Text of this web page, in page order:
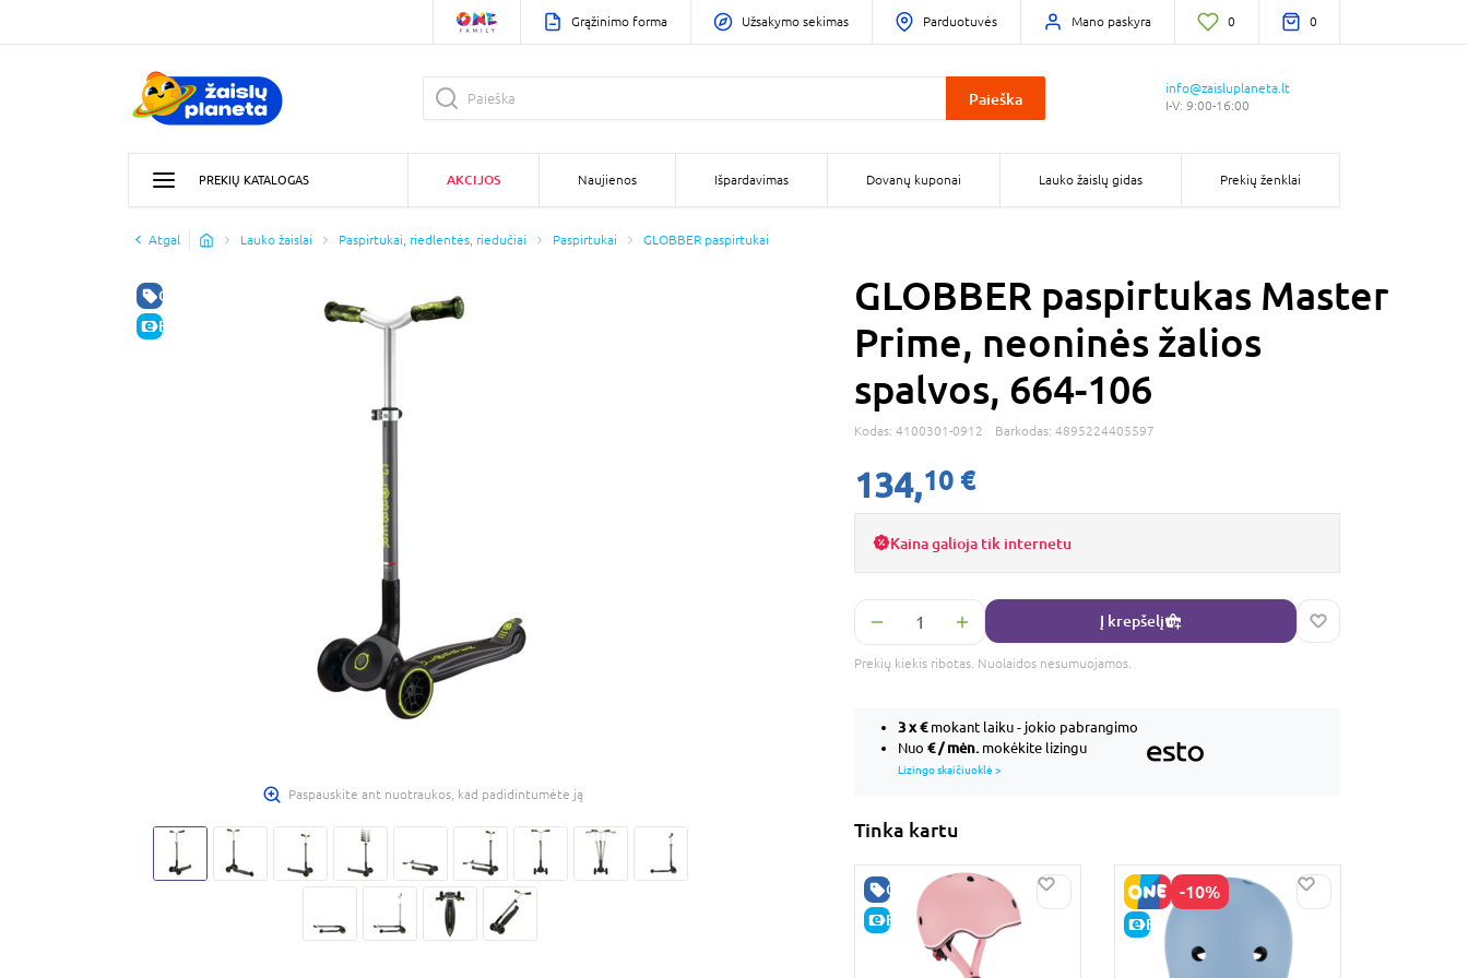
Grąžinimo forma Užsakymo sekimas Parduotuvės Mano paskyra 0 0
Paieška
info@zaisluplaneta.lt
I-V: 9:00-16:00
PREKIŲ KATALOGAS AKCIJOS Naujienos Išpardavimas Dovanų kuponai Lauko žaislų gidas Prekių ženklai
Atgal Lauko žaislai Paspirtukai, riedlentės, riedučiai Paspirtukai GLOBBER paspirtukai
GERA KAINA
E-KAINA
Paspauskite ant nuotraukos, kad padidintumėte ją
GLOBBER paspirtukas Master
Prime, neoninės žalios
spalvos, 664-106
Kodas: 4100301-0912 Barkodas: 4895224405597
134,10 €
Kaina galioja tik internetu
Į krepšelį
Prekių kiekis ribotas. Nuolaidos nesumuojamos.
3 x€mokant laiku - jokio pabrangimo
Nuo € / mėn. mokėkite lizingu
Lizingo skaičiuoklė >
Tinka kartu
-10%
E-KAINA
GERA KAINA
E-KAINA
-10%
E-KAINA